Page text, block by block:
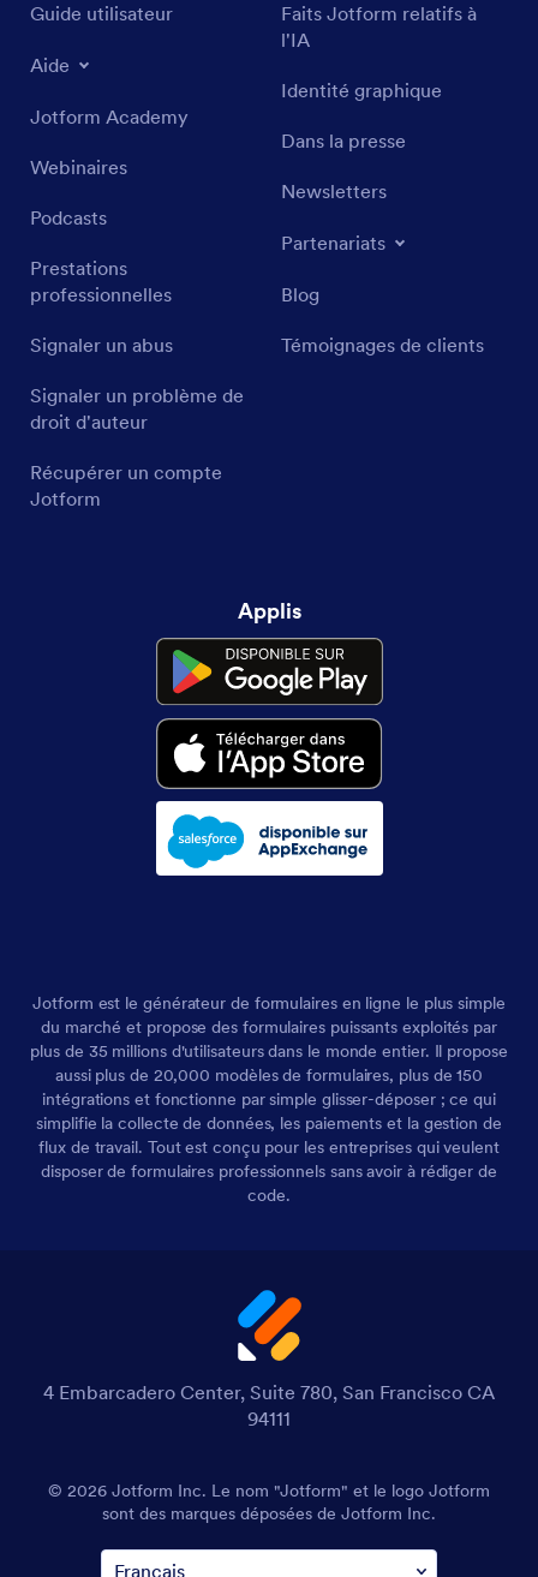
Guide utilisateur
Aide
Jotform Academy
Webinaires
Podcasts
Prestations
professionnelles
Signaler un abus
Signaler un problème de
droit d'auteur
Récupérer un compte
Jotform
Faits Jotform relatifs à
l'IA
Identité graphique
Dans la presse
Newsletters
Partenariats
Blog
Témoignages de clients
Applis
Jotform est le générateur de formulaires en ligne le plus simple
du marché et propose des formulaires puissants exploités par
plus de 35 millions d'utilisateurs dans le monde entier. Il propose
aussi plus de 20,000 modèles de formulaires, plus de 150
intégrations et fonctionne par simple glisser-déposer ; ce qui
simplifie la collecte de données, les paiements et la gestion de
flux de travail. Tout est conçu pour les entreprises qui veulent
disposer de formulaires professionnels sans avoir à rédiger de
code.
4 Embarcadero Center, Suite 780, San Francisco CA
94111
© 2026 Jotform Inc. Le nom "Jotform" et le logo Jotform
sont des marques déposées de Jotform Inc.